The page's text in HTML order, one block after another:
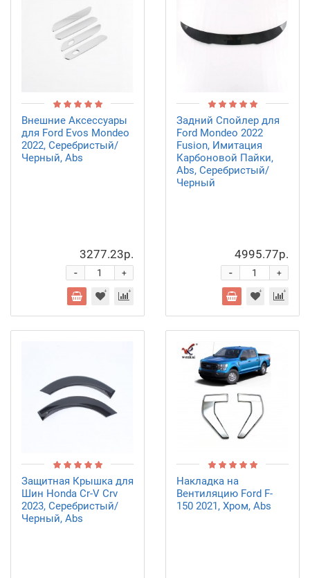
Внешние Аксессуары
для Ford Evos Mondeo
2022, Серебристый/
Черный, Abs
3277.23р.
+
-
Задний Спойлер для
Ford Mondeo 2022
Fusion, Имитация
Карбоновой Пайки,
Abs, Серебристый/
Черный
4995.77р.
+
-
Защитная Крышка для
Шин Honda Cr-V Crv
2023, Серебристый/
Черный, Abs
Накладка на
Вентиляцию Ford F-
150 2021, Хром, Abs